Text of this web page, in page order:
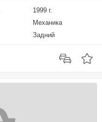
1999 г.
Механика
Задний